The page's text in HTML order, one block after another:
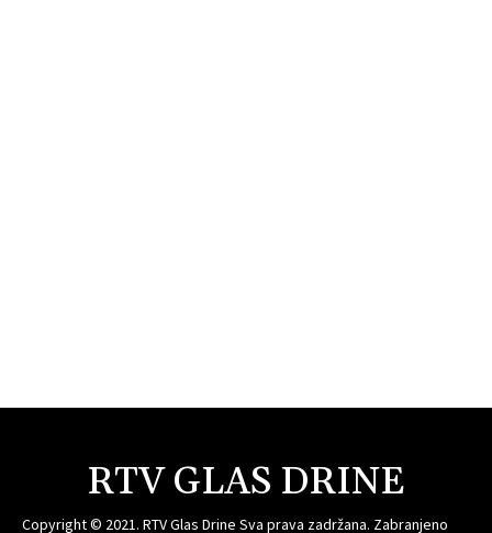
RTV GLAS DRINE
Copyright © 2021. RTV Glas Drine Sva prava zadržana. Zabranjeno